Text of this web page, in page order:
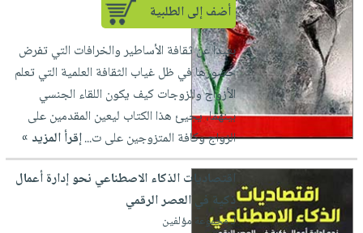
أضف إلى الطلبية
بعيداً عن ثقافة الأساطير والخرافات التي تفرض
حضورها في ظل غياب الثقافة العلمية التي تعلم
الأزواج والزوجات كيف يكون اللقاء الجنسي
بينهما، يجيئ هذا الكتاب ليعين المقدمين على
الزواج وكافة المتزوجين على ت...إقرأ المزيد »
اقتصاديات الذكاء الاصطناعي نحو إدارة أعمال
ذكية في العصر الرقمي
لـ مجموعة مؤلفين